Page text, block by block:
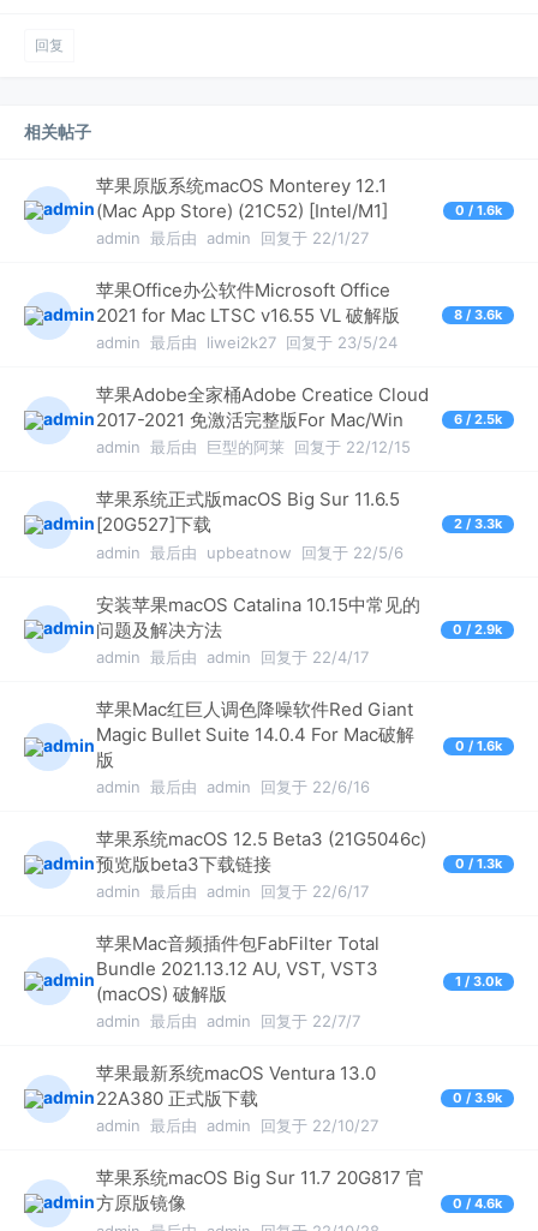
回复
相关帖子
苹果原版系统macOS Monterey 12.1
(Mac App Store) (21C52) [Intel/M1]
admin 最后由 admin 回复于 22/1/27
0 / 1.6k
苹果Office办公软件Microsoft Office
2021 for Mac LTSC v16.55 VL 破解版
admin 最后由 liwei2k27 回复于 23/5/24
8 / 3.6k
苹果Adobe全家桶Adobe Creatice Cloud
2017-2021 免激活完整版For Mac/Win
admin 最后由 巨型的阿莱 回复于 22/12/15
6 / 2.5k
苹果系统正式版macOS Big Sur 11.6.5
[20G527]下载
admin 最后由 upbeatnow 回复于 22/5/6
2 / 3.3k
安装苹果macOS Catalina 10.15中常见的
问题及解决方法
admin 最后由 admin 回复于 22/4/17
0 / 2.9k
苹果Mac红巨人调色降噪软件Red Giant
Magic Bullet Suite 14.0.4 For Mac破解
版
admin 最后由 admin 回复于 22/6/16
0 / 1.6k
苹果系统macOS 12.5 Beta3 (21G5046c)
预览版beta3下载链接
admin 最后由 admin 回复于 22/6/17
0 / 1.3k
苹果Mac音频插件包FabFilter Total
Bundle 2021.13.12 AU, VST, VST3
(macOS) 破解版
admin 最后由 admin 回复于 22/7/7
1 / 3.0k
苹果最新系统macOS Ventura 13.0
22A380 正式版下载
admin 最后由 admin 回复于 22/10/27
0 / 3.9k
苹果系统macOS Big Sur 11.7 20G817 官
方原版镜像
0 / 4.6k